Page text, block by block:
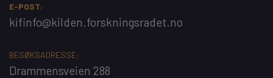
E-POST:
kifinfo@kilden.forskningsradet.no
BESØKSADRESSE:
Drammensveien 288